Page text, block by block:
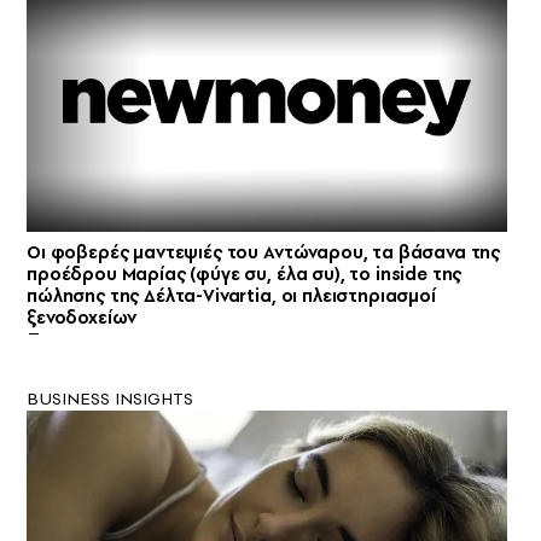
Οι φοβερές μαντεψιές του Αντώναρου, τα βάσανα της
προέδρου Μαρίας (φύγε συ, έλα συ), το inside της
πώλησης της Δέλτα-Vivartia, οι πλειστηριασμοί
ξενοδοχείων
BUSINESS INSIGHTS